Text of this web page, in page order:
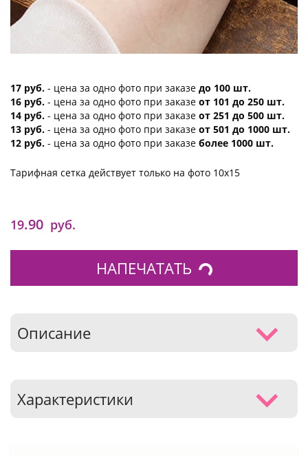
17 руб. - цена за одно фото при заказе до 100 шт.
16 руб. - цена за одно фото при заказе от 101 до 250 шт.
14 руб. - цена за одно фото при заказе от 251 до 500 шт.
13 руб. - цена за одно фото при заказе от 501 до 1000 шт.
12 руб. - цена за одно фото при заказе более 1000 шт.
Тарифная сетка действует только на фото 10х15
19.90 руб.
НАПЕЧАТАТЬ
Описание
Характеристики